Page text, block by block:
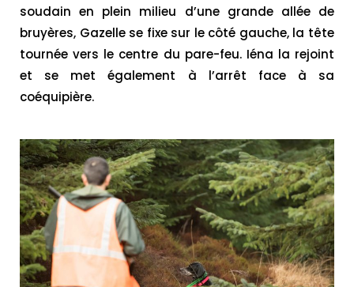
soudain en plein milieu d’une grande allée de
bruyères, Gazelle se fixe sur le côté gauche, la tête
tournée vers le centre du pare-feu. Iéna la rejoint
et se met également à l’arrêt face à sa
coéquipière.